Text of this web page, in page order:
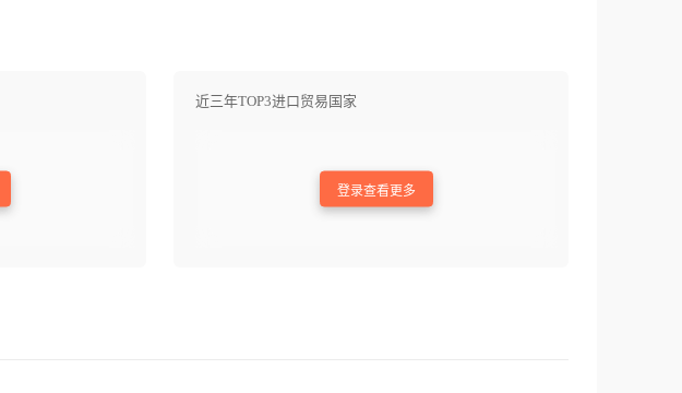
近三年TOP3进口贸易国家
登录查看更多